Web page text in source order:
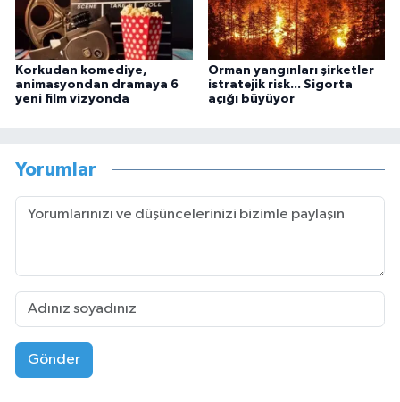
Korkudan komediye,
animasyondan dramaya 6
yeni film vizyonda
Orman yangınları şirketler
istratejik risk... Sigorta
açığı büyüyor
Yorumlar
Gönder